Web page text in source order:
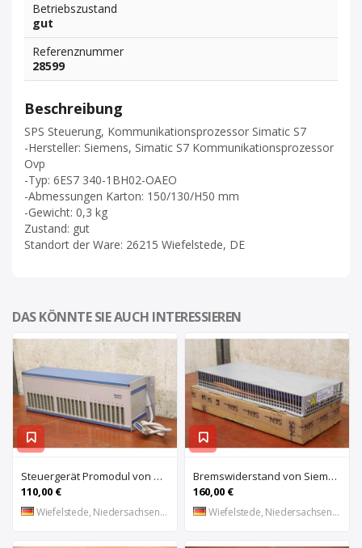
Betriebszustand
gut
Referenznummer
28599
Beschreibung
SPS Steuerung, Kommunikationsprozessor Simatic S7
-Hersteller: Siemens, Simatic S7 Kommunikationsprozessor
Ovp
-Typ: 6ES7 340-1BH02-OAEO
-Abmessungen Karton: 150/130/H50 mm
-Gewicht: 0,3 kg
Zustand: gut
Standort der Ware: 26215 Wiefelstede, DE
DAS KÖNNTE SIE AUCH INTERESSIEREN
Steuergerät Promodul von Schleicher Ilsemann – KEG 24-30 KCD 1
110,00 €
Wiefelstede, Niedersachsen, DE
Bremswiderstand von Siemens – 6SL3100-1BE21-3AA0
160,00 €
Wiefelstede, Niedersachsen, DE